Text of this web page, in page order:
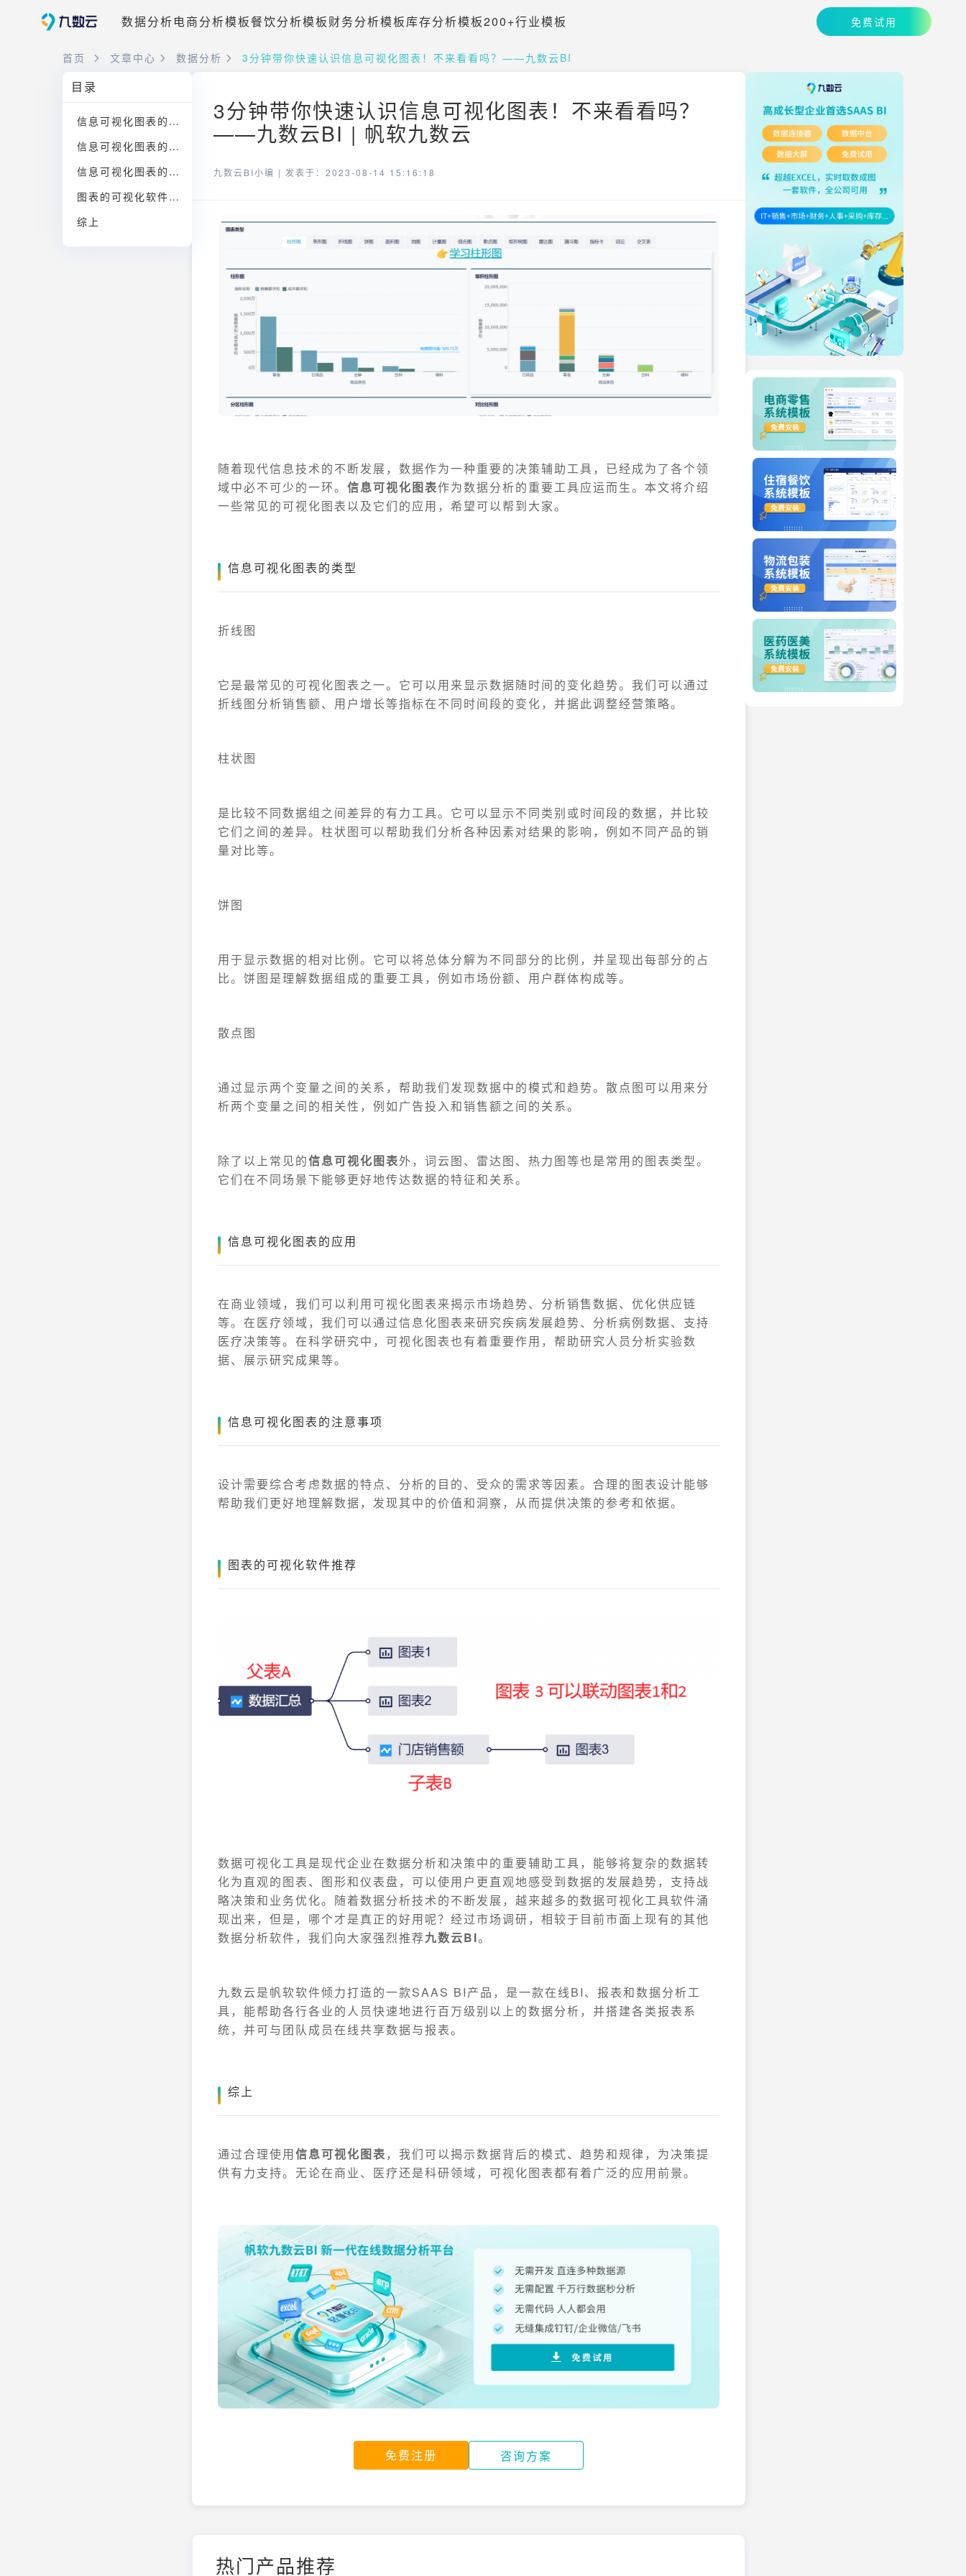
数据分析电商分析模板餐饮分析模板财务分析模板库存分析模板200+行业模板 免费试用
首页 文章中心 数据分析 3分钟带你快速认识信息可视化图表！不来看看吗？——九数云BI
目录
信息可视化图表的类型
信息可视化图表的应用
信息可视化图表的注意事项
图表的可视化软件推荐
综上
3分钟带你快速认识信息可视化图表！不来看看吗？
——九数云BI | 帆软九数云
九数云BI小编 | 发表于：2023-08-14 15:16:18
随着现代信息技术的不断发展，数据作为一种重要的决策辅助工具，已经成为了各个领
域中必不可少的一环。 信息可视化图表作为数据分析的重要工具应运而生。本文将介绍
一些常见的可视化图表以及它们的应用，希望可以帮到大家。
信息可视化图表的类型
折线图
它是最常见的可视化图表之一。它可以用来显示数据随时间的变化趋势。我们可以通过
折线图分析销售额、用户增长等指标在不同时间段的变化，并据此调整经营策略。
柱状图
是比较不同数据组之间差异的有力工具。它可以显示不同类别或时间段的数据，并比较
它们之间的差异。柱状图可以帮助我们分析各种因素对结果的影响，例如不同产品的销
量对比等。
饼图
用于显示数据的相对比例。它可以将总体分解为不同部分的比例，并呈现出每部分的占
比。饼图是理解数据组成的重要工具，例如市场份额、用户群体构成等。
散点图
通过显示两个变量之间的关系，帮助我们发现数据中的模式和趋势。散点图可以用来分
析两个变量之间的相关性，例如广告投入和销售额之间的关系。
除了以上常见的信息可视化图表外，词云图、雷达图、热力图等也是常用的图表类型。
它们在不同场景下能够更好地传达数据的特征和关系。
信息可视化图表的应用
在商业领域，我们可以利用可视化图表来揭示市场趋势、分析销售数据、优化供应链
等。在医疗领域，我们可以通过信息化图表来研究疾病发展趋势、分析病例数据、支持
医疗决策等。在科学研究中，可视化图表也有着重要作用，帮助研究人员分析实验数
据、展示研究成果等。
信息可视化图表的注意事项
设计需要综合考虑数据的特点、分析的目的、受众的需求等因素。合理的图表设计能够
帮助我们更好地理解数据，发现其中的价值和洞察，从而提供决策的参考和依据。
图表的可视化软件推荐
数据可视化工具是现代企业在数据分析和决策中的重要辅助工具，能够将复杂的数据转
化为直观的图表、图形和仪表盘，可以使用户更直观地感受到数据的发展趋势，支持战
略决策和业务优化。随着数据分析技术的不断发展，越来越多的数据可视化工具软件涌
现出来，但是，哪个才是真正的好用呢？经过市场调研，相较于目前市面上现有的其他
数据分析软件，我们向大家强烈推荐九数云BI。
九数云是帆软软件倾力打造的一款SAAS BI产品，是一款在线BI、报表和数据分析工
具，能帮助各行各业的人员快速地进行百万级别以上的数据分析，并搭建各类报表系
统，并可与团队成员在线共享数据与报表。
综上
通过合理使用信息可视化图表 ，我们可以揭示数据背后的模式、趋势和规律，为决策提
供有力支持。无论在商业、医疗还是科研领域，可视化图表都有着广泛的应用前景。
免费注册 咨询方案
热门产品推荐